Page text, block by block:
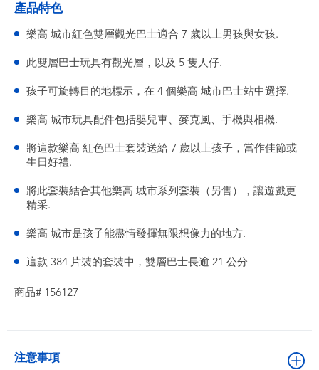
產品特色
樂高 城市紅色雙層觀光巴士適合 7 歲以上男孩與女孩.
此雙層巴士玩具有觀光層，以及 5 隻人仔.
孩子可旋轉目的地標示，在 4 個樂高 城市巴士站中選擇.
樂高 城市玩具配件包括嬰兒車、麥克風、手機與相機.
將這款樂高 紅色巴士套裝送給 7 歲以上孩子，當作佳節或
生日好禮.
將此套裝結合其他樂高 城市系列套裝（另售），讓遊戲更
精采.
樂高 城市是孩子能盡情發揮無限想像力的地方.
這款 384 片裝的套裝中，雙層巴士長逾 21 公分
商品# 156127
注意事項